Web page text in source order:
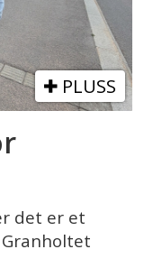
PLUSS
det er et